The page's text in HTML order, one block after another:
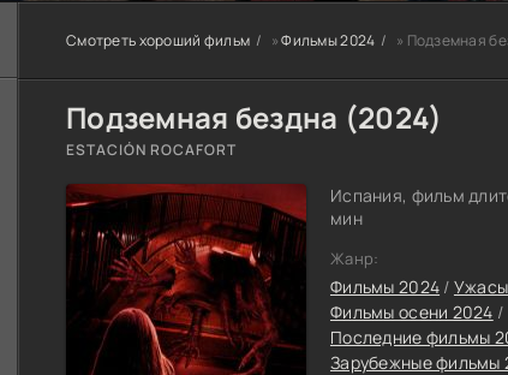
Смотреть хороший фильм »Фильмы 2024 » Подземная
Подземная бездна (2024)
ESTACIÓN ROCAFORT
Испания, фильм
мин
Жанр:
Фильмы 2024 /
Фильмы осени 2024 /
Последние фильмы
Зарубежные фильмы